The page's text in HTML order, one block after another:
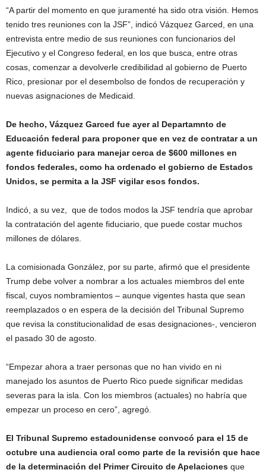
“A partir del momento en que juramenté ha sido otra visión. Hemos
tenido tres reuniones con la JSF”, indicó Vázquez Garced, en una
entrevista entre medio de sus reuniones con funcionarios del
Ejecutivo y el Congreso federal, en los que busca, entre otras
cosas, comenzar a devolverle credibilidad al gobierno de Puerto
Rico, presionar por el desembolso de fondos de recuperación y
nuevas asignaciones de Medicaid.
De hecho, Vázquez Garced fue ayer al Departamnto de
Educación federal para proponer que en vez de contratar a un
agente fiduciario para manejar cerca de $600 millones en
fondos federales, como ha ordenado el gobierno de Estados
Unidos, se permita a la JSF vigilar esos fondos.
Indicó, a su vez, que de todos modos la JSF tendría que aprobar
la contratación del agente fiduciario, que puede costar muchos
millones de dólares.
La comisionada González, por su parte, afirmó que el presidente
Trump debe volver a nombrar a los actuales miembros del ente
fiscal, cuyos nombramientos – aunque vigentes hasta que sean
reemplazados o en espera de la decisión del Tribunal Supremo
que revisa la constitucionalidad de esas designaciones-, vencieron
el pasado 30 de agosto.
“Empezar ahora a traer personas que no han vivido en ni
manejado los asuntos de Puerto Rico puede significar medidas
severas para la isla. Con los miembros (actuales) no habría que
empezar un proceso en cero”, agregó.
El Tribunal Supremo estadounidense convocó para el 15 de
octubre una audiencia oral como parte de la revisión que hace
de la determinación del Primer Circuito de Apelaciones que